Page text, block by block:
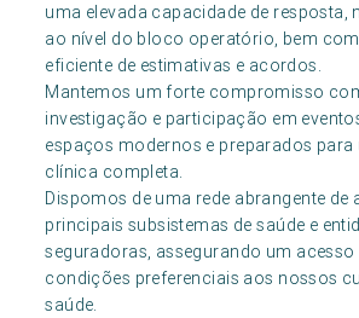
uma elevada capacidade de resposta,
ao nível do bloco operatório, bem
eficiente de estimativas e acordos.
Mantemos um forte compromisso
investigação e participação em
espaços modernos e preparados para
clínica completa.
Dispomos de uma rede abrangente
principais subsistemas de saúde e
seguradoras, assegurando um acesso
condições preferenciais aos nossos
saúde.